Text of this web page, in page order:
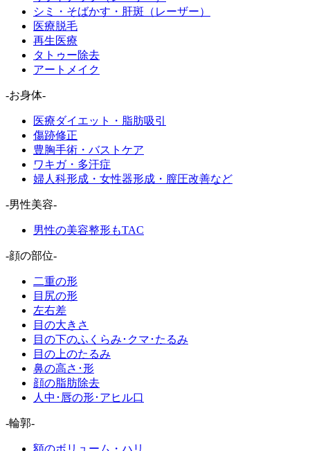
シミ・そばかす・肝斑（レーザー）
医療脱毛
再生医療
タトゥー除去
アートメイク
-お身体-
医療ダイエット・脂肪吸引
傷跡修正
豊胸手術・バストケア
ワキガ・多汗症
婦人科形成・女性器形成・膣圧改善など
-男性美容-
男性の美容整形もTAC
-顔の部位-
二重の形
目尻の形
左右差
目の大きさ
目の下のふくらみ･クマ･たるみ
目の上のたるみ
鼻の高さ･形
顔の脂肪除去
人中･唇の形･アヒル口
-輪郭-
額のボリューム・ハリ